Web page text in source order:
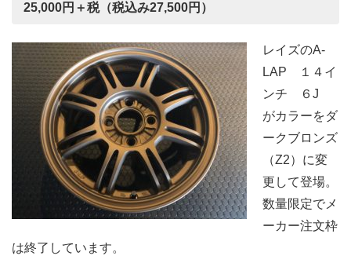
25,000円＋税（税込み27,500円）
レイズのA-
LAP １４イ
ンチ ６J
がカラーをダ
ークブロンズ
（Z2）に変
更して登場。
数量限定でメ
ーカー注文枠
は終了しています。